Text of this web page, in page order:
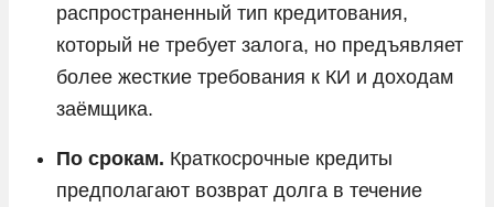
распространенный тип кредитования,
который не требует залога, но предъявляет
более жесткие требования к КИ и доходам
заёмщика.
По срокам. Краткосрочные кредиты
предполагают возврат долга в течение